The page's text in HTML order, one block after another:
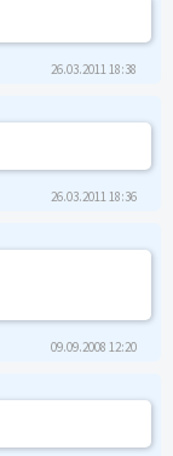
26.03.2011 18:38
26.03.2011 18:36
09.09.2008 12:20